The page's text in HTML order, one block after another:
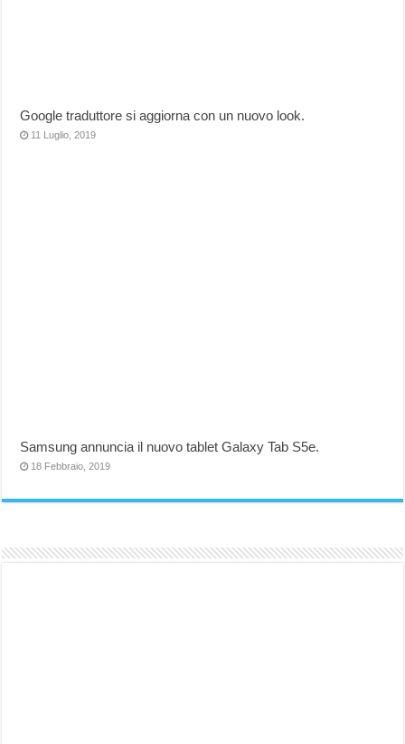
Google traduttore si aggiorna con un nuovo look.
11 Luglio, 2019
Samsung annuncia il nuovo tablet Galaxy Tab S5e.
18 Febbraio, 2019